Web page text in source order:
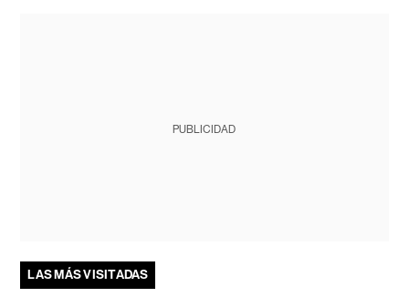
PUBLICIDAD
LAS MÁS VISITADAS